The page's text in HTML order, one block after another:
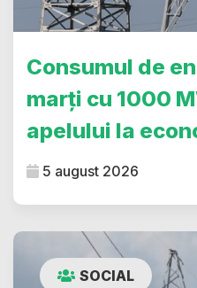
Consumul de
marți cu 1000
apelului la
5 august 2026
SOCIAL